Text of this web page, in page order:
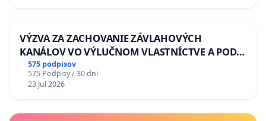
VÝZVA ZA ZACHOVANIE ZÁVLAHOVÝCH
KANÁLOV VO VÝLUČNOM VLASTNÍCTVE A POD
KONTROLOU SLOVENSKEJ REPUBLIKY & žiadosť
na riešenie zanedbaného stavu závlahových a
odvodňovacích kanálov na Slovensku
575 podpisov
575 Podpisy / 30 dni
23 Jul 2026